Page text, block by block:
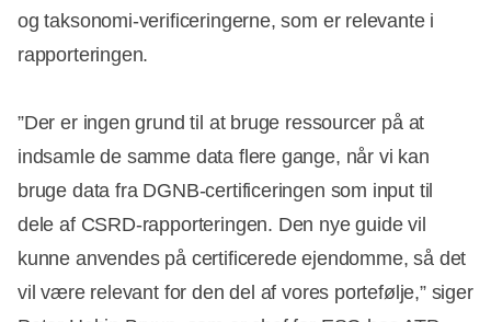
og taksonomi-verificeringerne, som er relevante i
rapporteringen.
”Der er ingen grund til at bruge ressourcer på at
indsamle de samme data flere gange, når vi kan
bruge data fra DGNB-certificeringen som input til
dele af CSRD-rapporteringen. Den nye guide vil
kunne anvendes på certificerede ejendomme, så det
vil være relevant for den del af vores portefølje,” siger